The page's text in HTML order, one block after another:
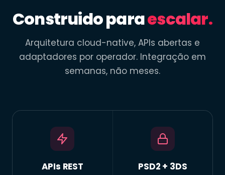
Construido paraescalar.
Arquitetura cloud-native, APIs abertas e
adaptadores por operador. Integração em
semanas, não meses.
APIs REST PSD2 + 3DS